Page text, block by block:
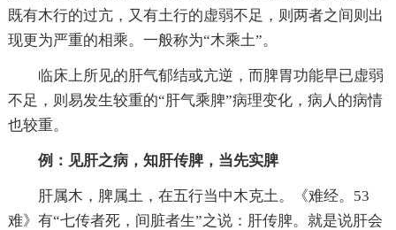
既有木行的过亢，又有土行的虚弱不足，则两者之间则出
现更为严重的相乘。一般称为“木乘土”。
临床上所见的肝气郁结或亢逆，而脾胃功能早已虚弱
不足，则易发生较重的“肝气乘脾”病理变化，病人的病情
也较重。
例：见肝之病，知肝传脾，当先实脾
肝属木，脾属土，在五行当中木克土。《难经。53
难》有“七传者死，间脏者生”之说：肝传脾。就是说肝会